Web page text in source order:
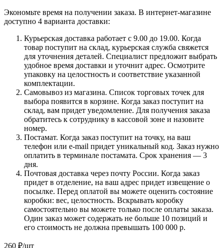
Экономьте время на получении заказа. В интернет-магазине
доступно 4 варианта доставки:
Курьерская доставка работает с 9.00 до 19.00. Когда
товар поступит на склад, курьерская служба свяжется
для уточнения деталей. Специалист предложит выбрать
удобное время доставки и уточнит адрес. Осмотрите
упаковку на целостность и соответствие указанной
комплектации.
Самовывоз из магазина. Список торговых точек для
выбора появится в корзине. Когда заказ поступит на
склад, вам придет уведомление. Для получения заказа
обратитесь к сотруднику в кассовой зоне и назовите
номер.
Постамат. Когда заказ поступит на точку, на ваш
телефон или e-mail придет уникальный код. Заказ нужно
оплатить в терминале постамата. Срок хранения — 3
дня.
Почтовая доставка через почту России. Когда заказ
придет в отделение, на ваш адрес придет извещение о
посылке. Перед оплатой вы можете оценить состояние
коробки: вес, целостность. Вскрывать коробку
самостоятельно вы можете только после оплаты заказа.
Один заказ может содержать не больше 10 позиций и
его стоимость не должна превышать 100 000 р.
260 ₽/шт